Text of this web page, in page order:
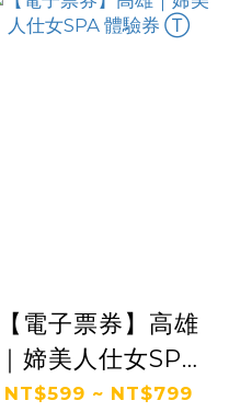
【電子票券】高雄
｜媂美人仕女SPA
體驗券 Ⓣ
NT$599 ~ NT$799